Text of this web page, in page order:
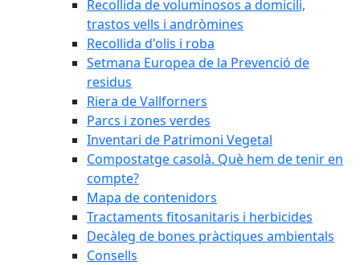
Recollida de voluminosos a domicili,
trastos vells i andròmines
Recollida d'olis i roba
Setmana Europea de la Prevenció de
residus
Riera de Vallforners
Parcs i zones verdes
Inventari de Patrimoni Vegetal
Compostatge casolà. Què hem de tenir en
compte?
Mapa de contenidors
Tractaments fitosanitaris i herbicides
Decàleg de bones pràctiques ambientals
Consells